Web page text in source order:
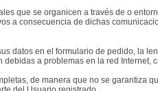
que se organicen a través de o
a consecuencia de dichas
datos en el formulario de pedido, la
a problemas en la red Internet,
de manera que no se garantiza